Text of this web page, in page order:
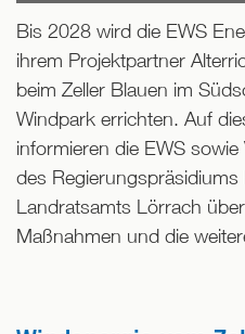
Bis 2028 wird die EWS
ihrem Projektpartner
beim Zeller Blauen im
Windpark errichten. Auf
informieren die EWS
des
Landratsamts Lörrach
Maßnahmen und die